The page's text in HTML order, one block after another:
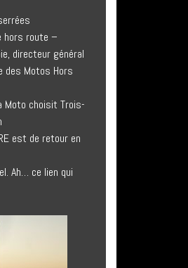
hors route –
directeur général
des Motos Hors
Moto choisit Trois-
est de retour en
Ah… ce lien qui